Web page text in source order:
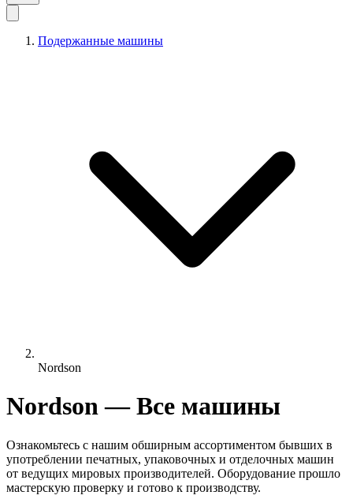
Подержанные машины
Nordson
Nordson — Все машины
Ознакомьтесь с нашим обширным ассортиментом бывших в
употреблении печатных, упаковочных и отделочных машин
от ведущих мировых производителей. Оборудование прошло
мастерскую проверку и готово к производству.